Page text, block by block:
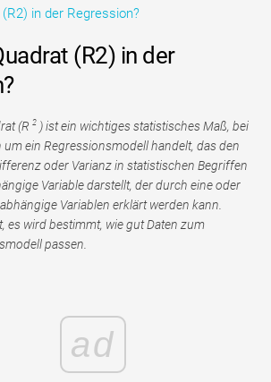
Tutorials
in der Regression?
(R2) in der
(R 2 ) ist ein wichtiges statistisches Maß, bei
um ein Regressionsmodell handelt, das den
oder Varianz in statistischen Begriffen
Variable darstellt, der durch eine oder
Variablen erklärt werden kann.
es wird bestimmt, wie gut Daten zum
passen.
ad